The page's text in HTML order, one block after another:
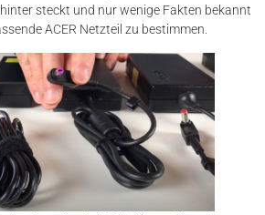
steckt und nur wenige Fakten bekannt
ACER Netzteil zu bestimmen.